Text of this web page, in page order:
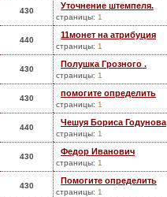
430
Уточнение штемпеля.
страницы: 1
440
11монет на атрибуция
страницы: 1
430
Полушка Грозного .
страницы: 1
430
помогите определить
страницы: 1
440
Чешуя Бориса Годунова
страницы: 1
430
Федор Иванович
страницы: 1
430
Помогите определить
страницы: 1